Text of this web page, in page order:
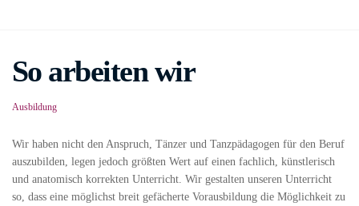
So arbeiten wir
Ausbildung
Wir haben nicht den Anspruch, Tänzer und Tanzpädagogen für den Beruf
auszubilden, legen jedoch größten Wert auf einen fachlich, künstlerisch
und anatomisch korrekten Unterricht. Wir gestalten unseren Unterricht
so, dass eine möglichst breit gefächerte Vorausbildung die Möglichkeit zu